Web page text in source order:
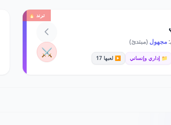
ترند 🔥
مجهول (مبتدئ)
📁 إداري وإنساني ▶️ لعبها 17 ⚔️